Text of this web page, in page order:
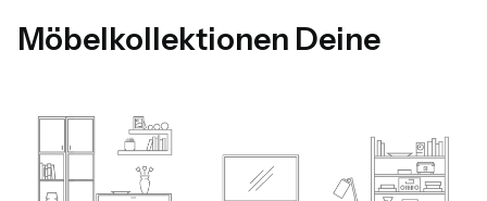
Möbelkollektionen Deine